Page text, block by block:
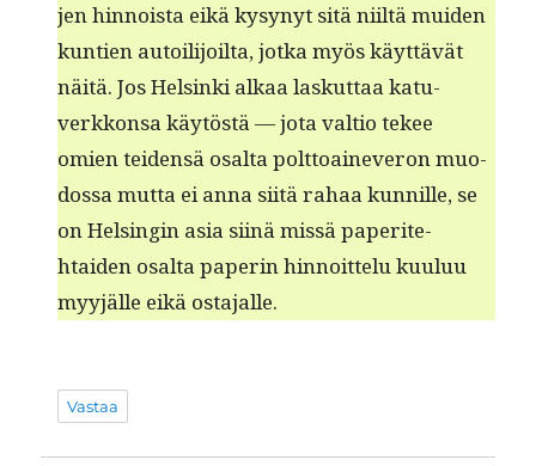
jen hin­noista eikä kysynyt sitä niiltä muiden
kun­tien autoil­i­joil­ta, jot­ka myös käyt­tävät
näitä. Jos Helsin­ki alkaa laskut­taa katu­
verkkon­sa käytöstä — jota val­tio tekee
omien tei­den­sä osalta polt­toain­everon muo­
dos­sa mut­ta ei anna siitä rahaa kun­nille, se
on Helsin­gin asia siinä mis­sä paperite­
htaiden osalta paperin hin­noit­telu kuu­luu
myyjälle eikä ostajalle.
Vastaa